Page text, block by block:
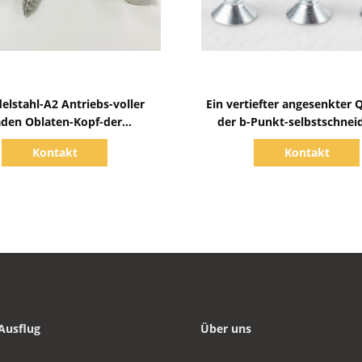
A2 Antriebs-voller
Oblaten-Kopf-der
PH2
Kontakt
Ein vertiefter angesenkter
der b-Punkt-
Blech-Schrauben-JIS
Kontakt
Über uns